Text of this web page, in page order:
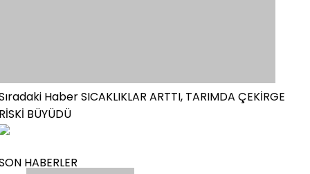
HaberSICAKLIKLAR ARTTI, TARIMDA ÇEKİRGE
BÜYÜDÜ
HABERLER